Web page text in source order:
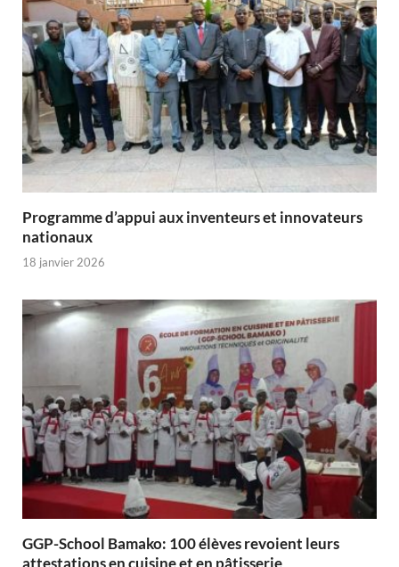
Programme d’appui aux inventeurs et innovateurs
nationaux
18 janvier 2026
GGP-School Bamako: 100 élèves revoient leurs
attestations en cuisine et en pâtisserie